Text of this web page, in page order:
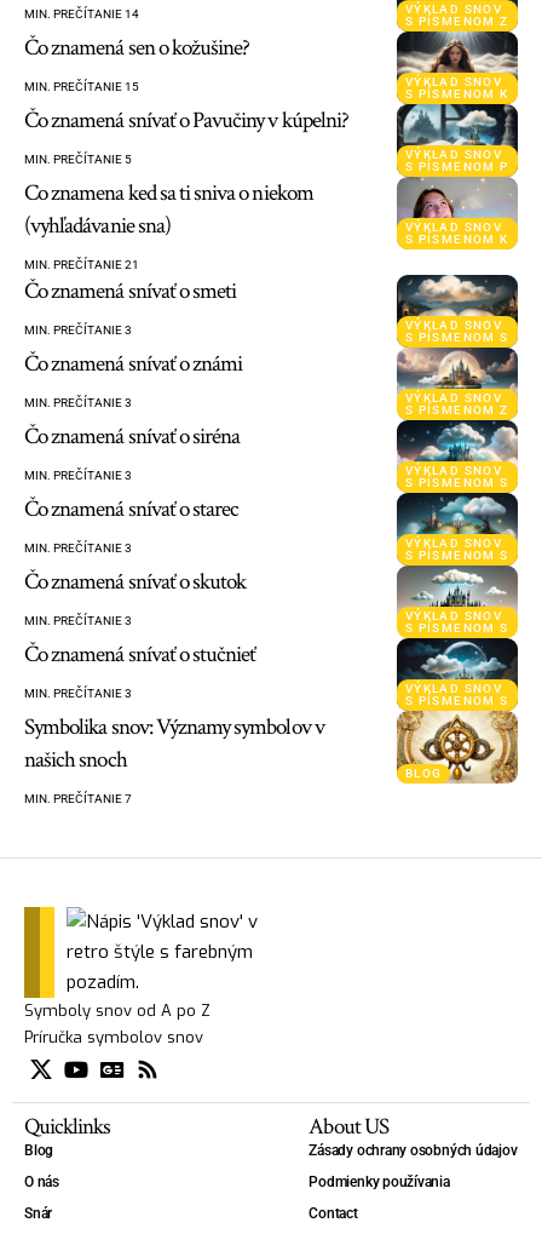
VÝKLAD SNOV
S PÍSMENOM Z
MIN. PREČÍTANIE 14
VÝKLAD SNOV
S PÍSMENOM K
Čo znamená sen o kožušine?
MIN. PREČÍTANIE 15
VÝKLAD SNOV
S PÍSMENOM P
Čo znamená snívať o Pavučiny v kúpelni?
MIN. PREČÍTANIE 5
VÝKLAD SNOV
S PÍSMENOM K
Co znamena ked sa ti sniva o niekom
(vyhľadávanie sna)
MIN. PREČÍTANIE 21
VÝKLAD SNOV
S PÍSMENOM S
Čo znamená snívať o smeti
MIN. PREČÍTANIE 3
VÝKLAD SNOV
S PÍSMENOM Z
Čo znamená snívať o známi
MIN. PREČÍTANIE 3
VÝKLAD SNOV
S PÍSMENOM S
Čo znamená snívať o siréna
MIN. PREČÍTANIE 3
VÝKLAD SNOV
S PÍSMENOM S
Čo znamená snívať o starec
MIN. PREČÍTANIE 3
VÝKLAD SNOV
S PÍSMENOM S
Čo znamená snívať o skutok
MIN. PREČÍTANIE 3
VÝKLAD SNOV
S PÍSMENOM S
Čo znamená snívať o stučnieť
MIN. PREČÍTANIE 3
BLOG
Symbolika snov: Významy symbolov v
našich snoch
MIN. PREČÍTANIE 7
Symboly snov od A po Z
Príručka symbolov snov
Quicklinks
Blog
O nás
Snár
About US
Zásady ochrany osobných údajov
Podmienky používania
Contact